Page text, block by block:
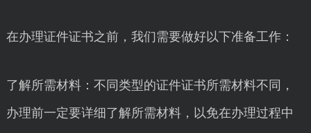
在办理证件证书之前，我们需要做好以下准备工作：
了解所需材料：不同类型的证件证书所需材料不同，
办理前一定要详细了解所需材料，以免在办理过程中